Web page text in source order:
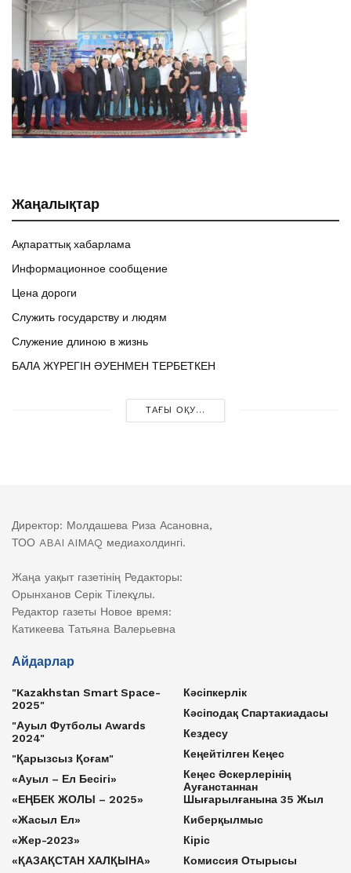
Жаңалықтар
Ақпараттық хабарлама
Информационное сообщение
Цена дороги
Служить государству и людям
Служение длиною в жизнь
БАЛА ЖҮРЕГІН ӘУЕНМЕН ТЕРБЕТКЕН
ТАҒЫ ОҚУ...
Директор: Молдашева Риза Асановна,
ТОО ABAI AIMAQ медиахолдингі.
Жаңа уақыт газетінің Редакторы:
Орынханов Серік Тілекұлы.
Редактор газеты Новое время:
Катикеева Татьяна Валерьевна
Айдарлар
"Kazakhstan Smart Space-
2025"
"Ауыл Футболы Awards
2024"
"Қарызсыз Қоғам"
«Ауыл – Ел Бесігі»
«ЕҢБЕК ЖОЛЫ – 2025»
«Жасыл Ел»
«Жер-2023»
«ҚАЗАҚСТАН ХАЛҚЫНА»
Кәсіпкерлік
Кәсіподақ Спартакиадасы
Кездесу
Кеңейтілген Кеңес
Кеңес Әскерлерінің
Ауғанстаннан
Шығарылғанына 35 Жыл
Киберқылмыс
Кіріс
Комиссия Отырысы